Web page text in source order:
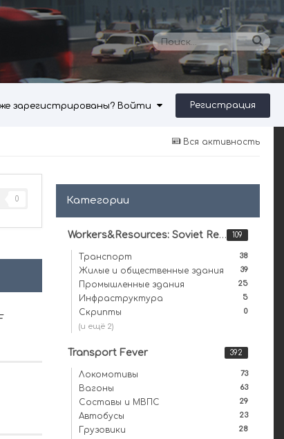
зарегистрированы? Войти Регистрация
Вся активность
0 Категории
109
Workers&Resources: Soviet Republic
38
Транспорт
39
Жилые и общественные здания
25
Промышленные здания
5
Инфраструктура
0
Скрипты
(и ещё 2)
392
Transport Fever
73
Локомотивы
63
Вагоны
29
Составы и МВПС
23
Автобусы
28
Грузовики